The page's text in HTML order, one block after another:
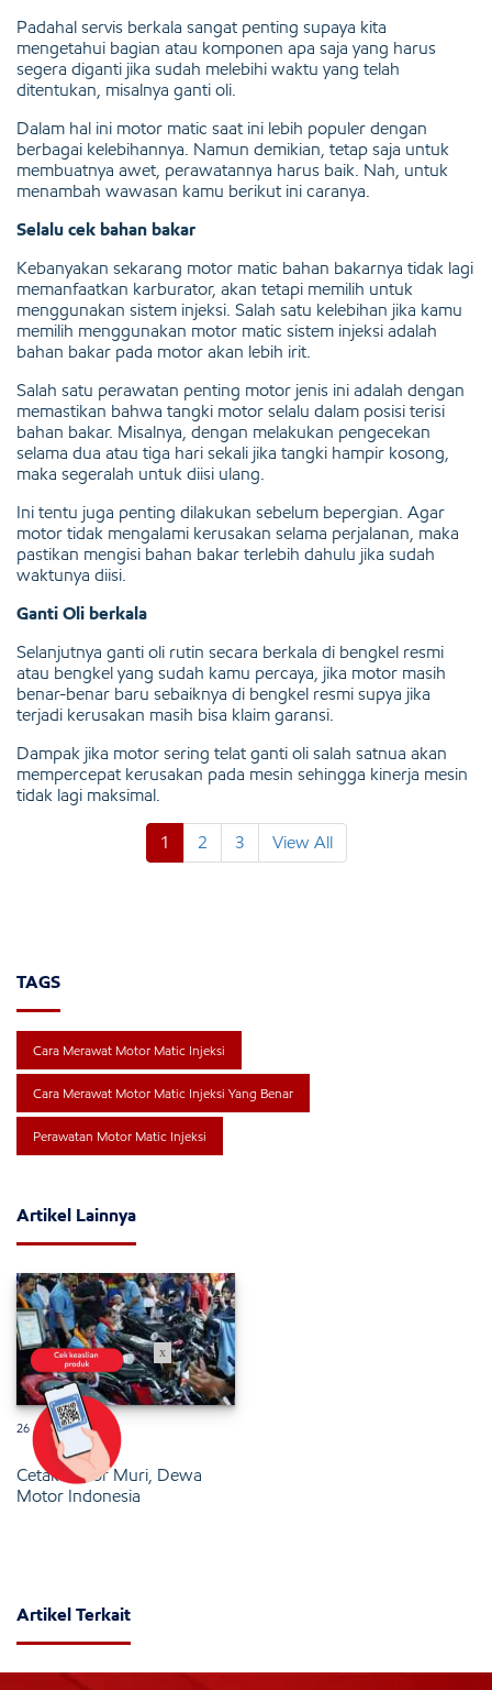
Padahal servis berkala sangat penting supaya kita
mengetahui bagian atau komponen apa saja yang harus
segera diganti jika sudah melebihi waktu yang telah
ditentukan, misalnya ganti oli.
Dalam hal ini motor matic saat ini lebih populer dengan
berbagai kelebihannya. Namun demikian, tetap saja untuk
membuatnya awet, perawatannya harus baik. Nah, untuk
menambah wawasan kamu berikut ini caranya.
Selalu cek bahan bakar
Kebanyakan sekarang motor matic bahan bakarnya tidak lagi
memanfaatkan karburator, akan tetapi memilih untuk
menggunakan sistem injeksi. Salah satu kelebihan jika kamu
memilih menggunakan motor matic sistem injeksi adalah
bahan bakar pada motor akan lebih irit.
Salah satu perawatan penting motor jenis ini adalah dengan
memastikan bahwa tangki motor selalu dalam posisi terisi
bahan bakar. Misalnya, dengan melakukan pengecekan
selama dua atau tiga hari sekali jika tangki hampir kosong,
maka segeralah untuk diisi ulang.
Ini tentu juga penting dilakukan sebelum bepergian. Agar
motor tidak mengalami kerusakan selama perjalanan, maka
pastikan mengisi bahan bakar terlebih dahulu jika sudah
waktunya diisi.
Ganti Oli berkala
Selanjutnya ganti oli rutin secara berkala di bengkel resmi
atau bengkel yang sudah kamu percaya, jika motor masih
benar-benar baru sebaiknya di bengkel resmi supya jika
terjadi kerusakan masih bisa klaim garansi.
Dampak jika motor sering telat ganti oli salah satnua akan
mempercepat kerusakan pada mesin sehingga kinerja mesin
tidak lagi maksimal.
1 2 3 View All
TAGS
Cara Merawat Motor Matic Injeksi
Cara Merawat Motor Matic Injeksi Yang Benar
Perawatan Motor Matic Injeksi
Artikel Lainnya
26 Januari 2025
Cetak Rekor Muri, Dewa
Motor Indonesia
Artikel Terkait
x